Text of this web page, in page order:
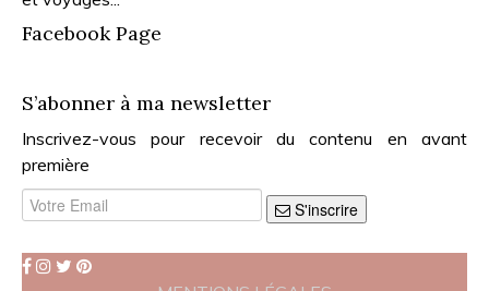
Facebook Page
S’abonner à ma newsletter
Inscrivez-vous pour recevoir du contenu en avant
première
S'inscrire